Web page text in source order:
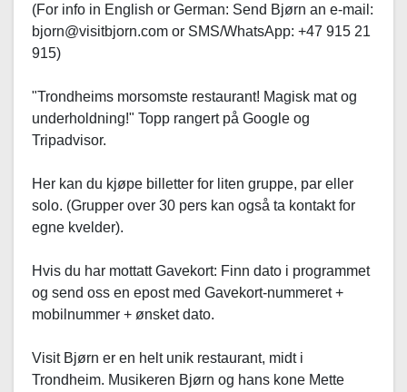
(For info in English or German: Send Bjørn an e-mail:
bjorn@visitbjorn.com or SMS/WhatsApp: +47 915 21
915)
"Trondheims morsomste restaurant! Magisk mat og
underholdning!" Topp rangert på Google og
Tripadvisor.
Her kan du kjøpe billetter for liten gruppe, par eller
solo. (Grupper over 30 pers kan også ta kontakt for
egne kvelder).
Hvis du har mottatt Gavekort: Finn dato i programmet
og send oss en epost med Gavekort-nummeret +
mobilnummer + ønsket dato.
Visit Bjørn er en helt unik restaurant, midt i
Trondheim. Musikeren Bjørn og hans kone Mette